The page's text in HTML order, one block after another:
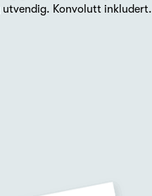
utvendig. Konvolutt inkludert.